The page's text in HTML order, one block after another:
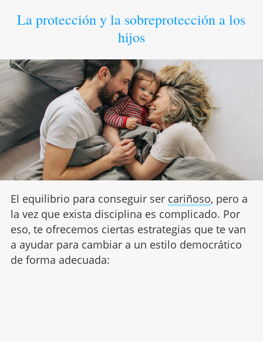
La protección y la sobreprotección a los
hijos
El equilibrio para conseguir ser cariñoso, pero a
la vez que exista disciplina es complicado. Por
eso, te ofrecemos ciertas estrategias que te van
a ayudar para cambiar a un estilo democrático
de forma adecuada: